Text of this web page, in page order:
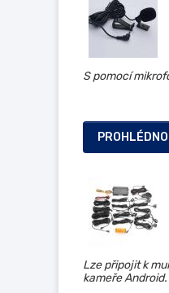
S pomocí
Lze připojit k
kameře Android.